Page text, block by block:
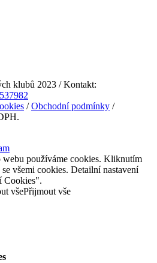
klubů 2023 / Kontakt:
/Obchodní podmínky /
webu používáme cookies. Kliknutím
všemi cookies. Detailní nastavení
Cookies".
všePřijmout vše